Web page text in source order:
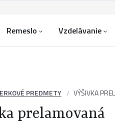
Remeslo Vzdelávanie
PREDMETY VÝŠIVKA
prelamovaná